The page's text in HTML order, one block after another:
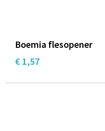
Boemia flesopener
€ 1,57